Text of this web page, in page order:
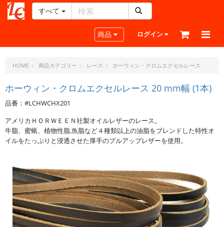
ー
ラ
ト・
ド
ッ
ト・
ジ
ェ
ー
すべて
Toggle navigation
商品 ログイン
HOME 商品カテゴリー レース ホーウィン・クロムエクセルレース
ホーウィン・クロムエクセルレース 20 mm幅 (1本)
品番：#LCHWCHX201
アメリカＨＯＲＷＥＥＮ社製オイルレザーのレース。
牛脂、蜜蝋、植物性脂,魚脂など４種類以上の油脂をブレンドした特性オ
イルをたっぷりと浸透させた厚手のプルアップレザーを使用。